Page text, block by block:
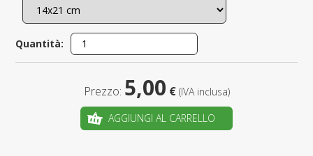
Quantità:
Prezzo: 5,00 € (IVA inclusa)
AGGIUNGI AL CARRELLO